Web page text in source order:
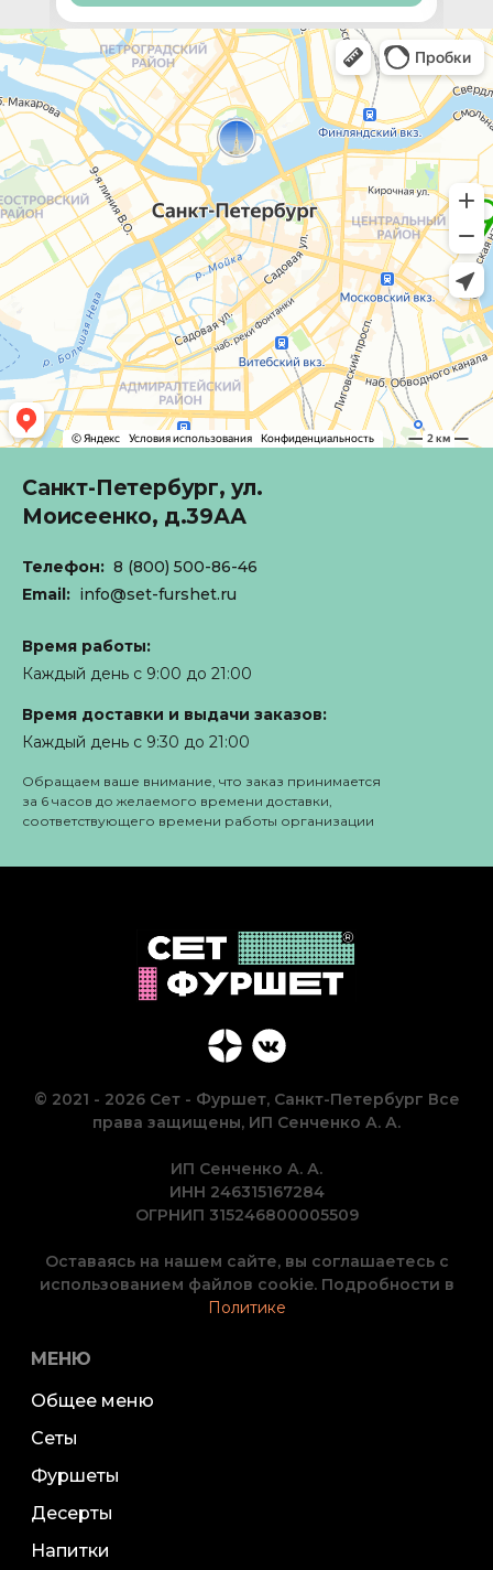
Санкт-Петербург, ул.
Моисеенко, д.39АА
Телефон: 8 (800) 500-86-46
Email: info@set-furshet.ru
Время работы:
Каждый день с 9:00 до 21:00
Время доставки и выдачи заказов:
Каждый день с 9:30 до 21:00
Обращаем ваше внимание, что заказ принимается
за 6 часов до желаемого времени доставки,
соответствующего времени работы организации
© 2021 - 2026 Сет - Фуршет, Санкт-Петербург Все
права защищены, ИП Сенченко А. А.
ИП Сенченко А. А.
ИНН 246315167284
ОГРНИП 315246800005509
Оставаясь на нашем сайте, вы соглашаетесь с
использованием файлов cookie. Подробности в
Политике
МЕНЮ
Общее меню
Сеты
Фуршеты
Десерты
Напитки